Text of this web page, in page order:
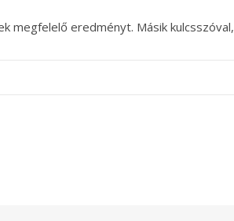
megfelelő eredményt. Másik